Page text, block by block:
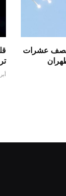
قصف عشرات